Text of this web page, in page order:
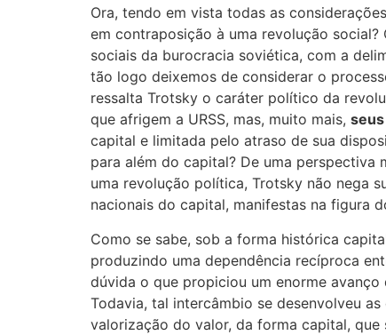
Ora, tendo em vista todas as
em contraposição à uma revolução
sociais da burocracia soviética, com a
tão logo deixemos de considerar o
ressalta Trotsky o caráter político da
que afrigem a URSS, mas, muito mais,
capital e limitada pelo atraso de sua
para além do capital? De uma perspectiva
uma revolução política, Trotsky não nega
nacionais do capital, manifestas na figura
Como se sabe, sob a forma histórica
produzindo uma dependência recíproca
dúvida o que propiciou um enorme
Todavia, tal intercâmbio se desenvolveu
valorização do valor, da forma capital,